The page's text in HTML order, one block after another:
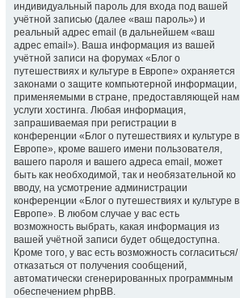
индивидуальный пароль для входа под вашей
учётной записью (далее «ваш пароль») и
реальный адрес email (в дальнейшем «ваш
адрес email»). Ваша информация из вашей
учётной записи на форумах «Блог о
путешествиях и культуре в Европе» охраняется
законами о защите компьютерной информации,
применяемыми в стране, предоставляющей нам
услуги хостинга. Любая информация,
запрашиваемая при регистрации в
конференции «Блог о путешествиях и культуре в
Европе», кроме вашего имени пользователя,
вашего пароля и вашего адреса email, может
быть как необходимой, так и необязательной ко
вводу, на усмотрение администрации
конференции «Блог о путешествиях и культуре в
Европе». В любом случае у вас есть
возможность выбрать, какая информация из
вашей учётной записи будет общедоступна.
Кроме того, у вас есть возможность согласиться/
отказаться от получения сообщений,
автоматически сгенерированных программным
обеспечением phpBB.